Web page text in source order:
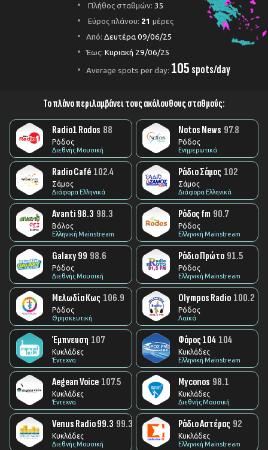
ΕΚΠΑΙΔΕΥΣΗ ΟΜΟΡΦΙΑ - ΚΑΛΛΥΝΤΙΚΑ
Πλήθος σταθμών: 35
Εύρος πλάνου: 21 μέρες
Από: Δευτέρα 09/06/25
Έως: Κυριακή 29/06/25
Average spots per day: 105 spots/day
Το πλάνο περιλαμβάνει τους ακόλουθους σταθμούς:
Radio1 Rodos 88
Ρόδος
Διεθνής Μουσική
Notos News 97.8
Ρόδος
Ενημερωτικά
Radio Café 102.4
Σάμος
Διάφορα Ελληνικά
Ράδιο Σάμος 102
Σάμος
Διάφορα Ελληνικά
Avanti 98.3 98.3
Βόλος
Ελληνική Mainstream
Ρόδος fm 90.7
Ρόδος
Ελληνική Mainstream
Galaxy 99 98.6
Ρόδος
Διεθνής Μουσική
Ράδιο Πρώτο 91.5
Ρόδος
Ελληνική Mainstream
Μελωδία Κως 106.9
Ρόδος
Θρησκευτική
Olympos Radio 100.2
Ρόδος
Λαϊκά
Έμπνευση 107
Κυκλάδες
Έντεχνα
Φάρος 104 104
Κυκλάδες
Ελληνική Mainstream
Aegean Voice 107.5
Κυκλάδες
Έντεχνα
Myconos 98.1
Κυκλάδες
Διεθνής Μουσική
Venus Radio 99.3 99.3
Κυκλάδες
Διεθνής Μουσική
Ράδιο Αστέρας 92
Κυκλάδες
Ελληνική Mainstream